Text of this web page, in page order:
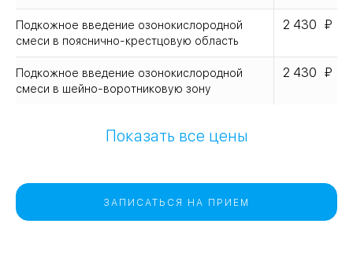
Подкожное введение озонокислородной
смеси в пояснично-крестцовую область
2 430
Подкожное введение озонокислородной
смеси в шейно-воротниковую зону
2 430
Показать все цены
ЗАПИСАТЬСЯ НА ПРИЕМ